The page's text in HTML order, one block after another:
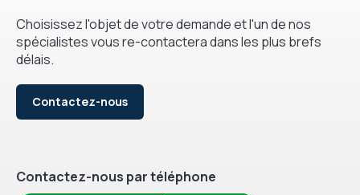
Choisissez l'objet de votre demande et l'un de nos
spécialistes vous re-contactera dans les plus brefs
délais.
Contactez-nous
Contactez-nous par téléphone